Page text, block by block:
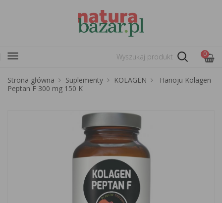
menu 0
Strona główna Suplementy KOLAGEN
Hanoju Kolagen
Peptan F 300 mg 150 K